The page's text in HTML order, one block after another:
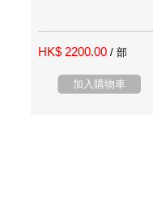
HK$ 2200.00 / 部
加入購物車